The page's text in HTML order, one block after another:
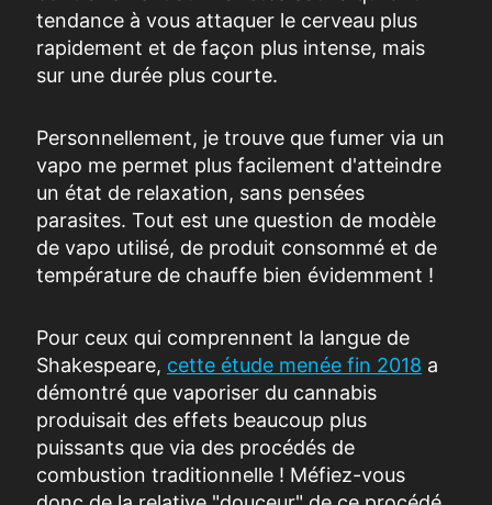
tendance à vous attaquer le cerveau plus
rapidement et de façon plus intense, mais
sur une durée plus courte.
Personnellement, je trouve que fumer via un
vapo me permet plus facilement d'atteindre
un état de relaxation, sans pensées
parasites. Tout est une question de modèle
de vapo utilisé, de produit consommé et de
température de chauffe bien évidemment !
Pour ceux qui comprennent la langue de
Shakespeare, cette étude menée fin 2018 a
démontré que vaporiser du cannabis
produisait des effets beaucoup plus
puissants que via des procédés de
combustion traditionnelle ! Méfiez-vous